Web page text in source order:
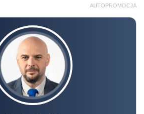
AUTOPROMOCJA